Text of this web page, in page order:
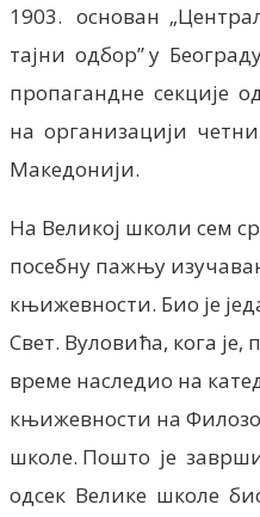
1903. основан
тајни одбор” у
пропагандне секције
на организацији
Македонији.
На Великој школи сем
посебну пажњу
књижевности. Био је
Свет. Вуловића, кога је,
време наследио на
књижевности на
школе. Пошто је
одсек Велике школе